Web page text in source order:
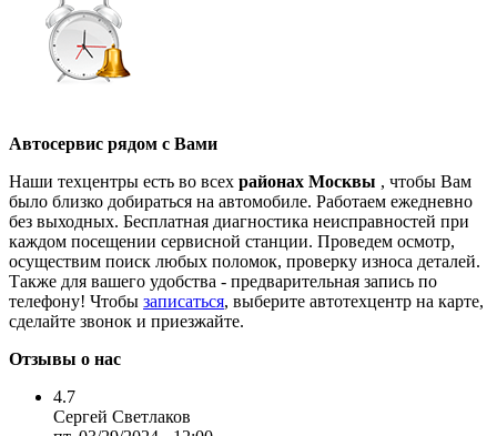
Автосервис рядом с Вами
Наши техцентры есть во всех районах Москвы , чтобы Вам
было близко добираться на автомобиле. Работаем ежедневно
без выходных. Бесплатная диагностика неисправностей при
каждом посещении сервисной станции. Проведем осмотр,
осуществим поиск любых поломок, проверку износа деталей.
Также для вашего удобства - предварительная запись по
телефону! Чтобы записаться, выберите автотехцентр на карте,
сделайте звонок и приезжайте.
Отзывы о нас
4.7
Сергей Светлаков